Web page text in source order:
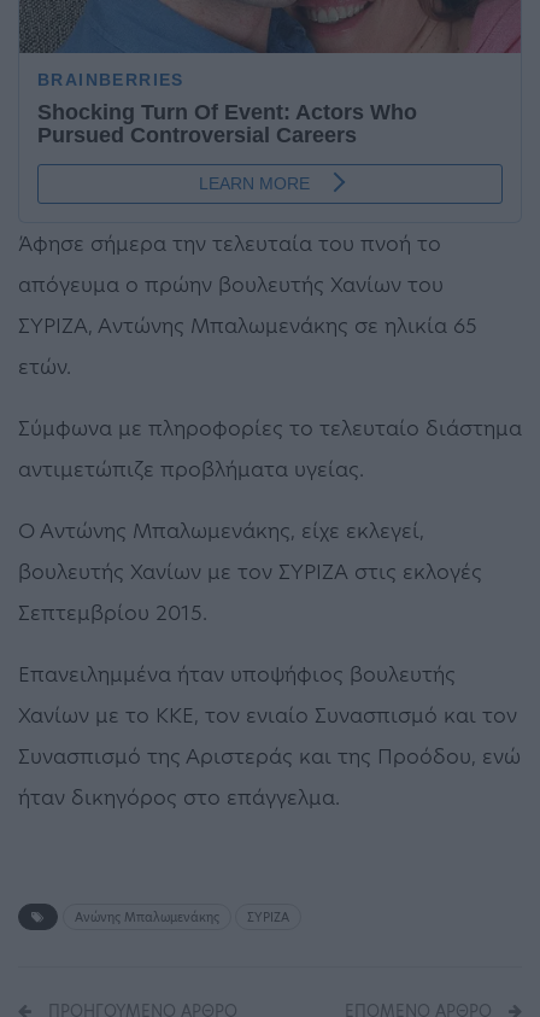
Άφησε σήμερα την τελευταία του πνοή το
απόγευμα ο πρώην βουλευτής Χανίων του
ΣΥΡΙΖΑ, Αντώνης Μπαλωμενάκης σε ηλικία 65
ετών.
Σύμφωνα με πληροφορίες το τελευταίο διάστημα
αντιμετώπιζε προβλήματα υγείας.
Ο Αντώνης Μπαλωμενάκης, είχε εκλεγεί,
βουλευτής Χανίων με τον ΣΥΡΙΖΑ στις εκλογές
Σεπτεμβρίου 2015.
Επανειλημμένα ήταν υποψήφιος βουλευτής
Χανίων με το ΚΚΕ, τον ενιαίο Συνασπισμό και τον
Συνασπισμό της Αριστεράς και της Προόδου, ενώ
ήταν δικηγόρος στο επάγγελμα.
Ανώνης Μπαλωμενάκης ΣΥΡΙΖΑ
ΠΡΟΗΓΟΎΜΕΝΟ ΆΡΘΡΟ ΕΠΌΜΕΝΟ ΆΡΘΡΟ